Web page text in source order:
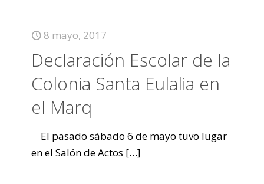
8 mayo, 2017
Declaración Escolar de la
Colonia Santa Eulalia en
el Marq
El pasado sábado 6 de mayo tuvo lugar
en el Salón de Actos […]